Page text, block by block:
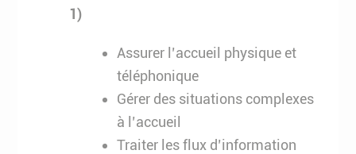
1)
Assurer l’accueil physique et
téléphonique
Gérer des situations complexes
à l’accueil
Traiter les flux d’information